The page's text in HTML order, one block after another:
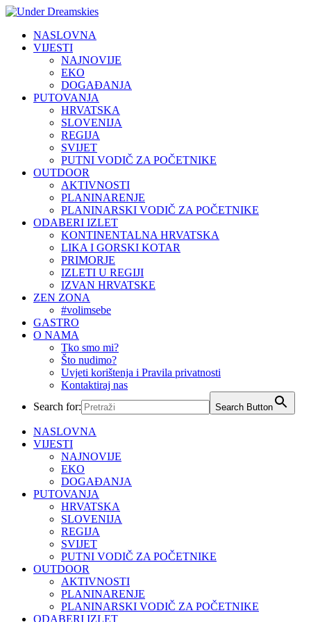
NASLOVNA
VIJESTI
NAJNOVIJE
EKO
DOGAĐANJA
PUTOVANJA
HRVATSKA
SLOVENIJA
REGIJA
SVIJET
PUTNI VODIČ ZA POČETNIKE
OUTDOOR
AKTIVNOSTI
PLANINARENJE
PLANINARSKI VODIČ ZA POČETNIKE
ODABERI IZLET
KONTINENTALNA HRVATSKA
LIKA I GORSKI KOTAR
PRIMORJE
IZLETI U REGIJI
IZVAN HRVATSKE
ZEN ZONA
#volimsebe
GASTRO
O NAMA
Tko smo mi?
Što nudimo?
Uvjeti korištenja i Pravila privatnosti
Kontaktiraj nas
Search for:
Search Button
NASLOVNA
VIJESTI
NAJNOVIJE
EKO
DOGAĐANJA
PUTOVANJA
HRVATSKA
SLOVENIJA
REGIJA
SVIJET
PUTNI VODIČ ZA POČETNIKE
OUTDOOR
AKTIVNOSTI
PLANINARENJE
PLANINARSKI VODIČ ZA POČETNIKE
ODABERI IZLET